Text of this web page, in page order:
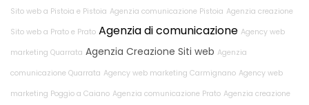
Sito web a Pistoia e Pistoia Agenzia comunicazione Pistoia Agenzia creazione
Sito web a Prato e Prato Agenzia di comunicazione Agency web
marketing Quarrata Agenzia Creazione Siti web Agenzia
comunicazione Quarrata Agency web marketing Carmignano Agency web
marketing Poggio a Caiano Agenzia comunicazione Prato Agenzia creazione